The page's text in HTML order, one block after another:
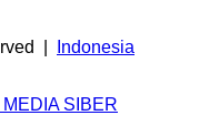
|
Indonesia
SIBER